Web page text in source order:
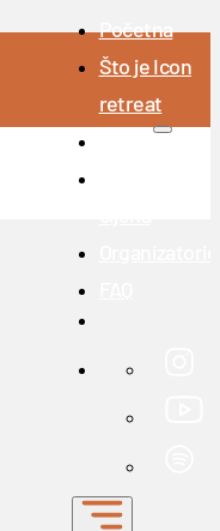
Početna
Što je Icon
retreat
Icon 2026.